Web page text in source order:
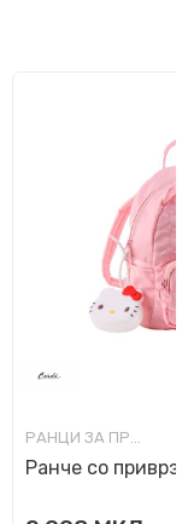
РАНЦИ ЗА ПРЕДУЧИЛИШНА ВОЗРАСТ
Ранче со